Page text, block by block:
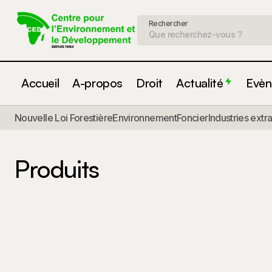
Rechercher
Accueil A-propos Droit Actualité
Nouvelle Loi ForestièreEnvironnementFoncierIndustries
Produits